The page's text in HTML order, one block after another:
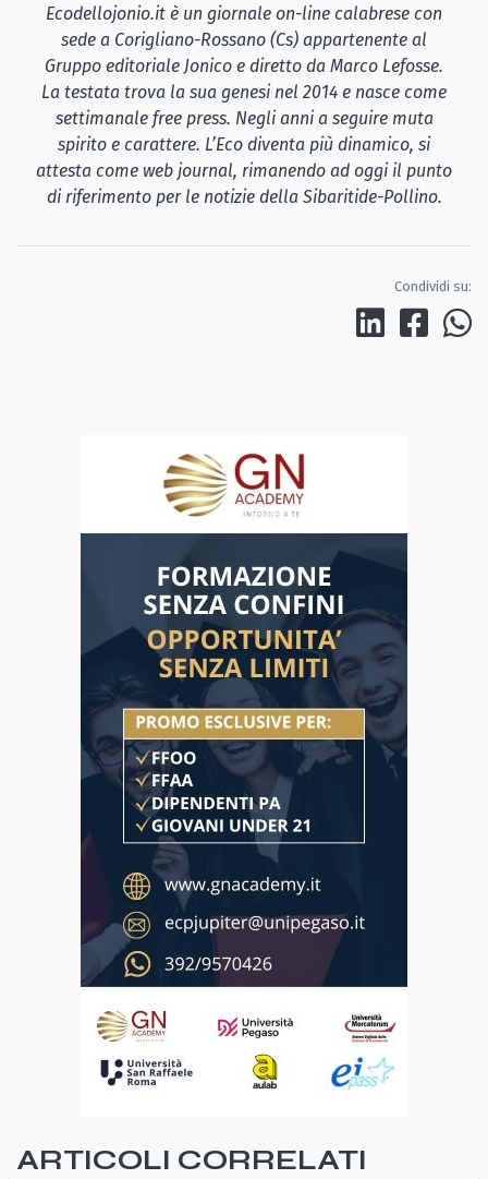
Ecodellojonio.it è un giornale on-line calabrese con
sede a Corigliano-Rossano (Cs) appartenente al
Gruppo editoriale Jonico e diretto da Marco Lefosse.
La testata trova la sua genesi nel 2014 e nasce come
settimanale free press. Negli anni a seguire muta
spirito e carattere. L’Eco diventa più dinamico, si
attesta come web journal, rimanendo ad oggi il punto
di riferimento per le notizie della Sibaritide-Pollino.
Condividi su:
ARTICOLI CORRELATI